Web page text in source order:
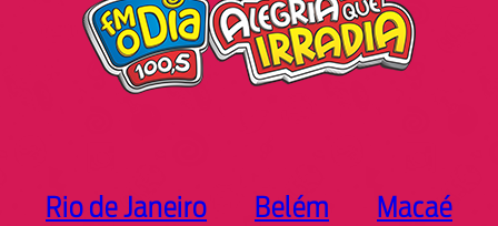
Rio de Janeiro Belém
Macaé